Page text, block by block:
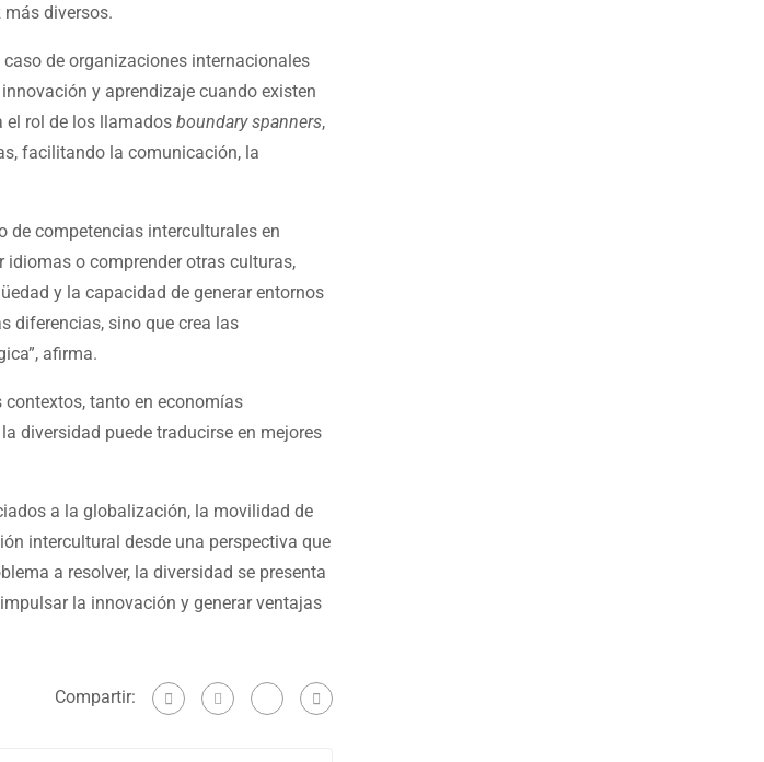
diversos.
de organizaciones internacionales
y aprendizaje cuando existen
el rol de los llamados boundary spanners,
facilitando la comunicación, la
de competencias interculturales en
o comprender otras culturas,
y la capacidad de generar entornos
diferencias, sino que crea las
afirma.
tanto en economías
diversidad puede traducirse en mejores
a la globalización, la movilidad de
intercultural desde una perspectiva que
a resolver, la diversidad se presenta
la innovación y generar ventajas
Compartir: